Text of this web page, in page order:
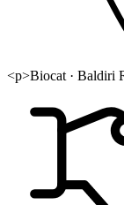
<p>Biocat · Baldiri